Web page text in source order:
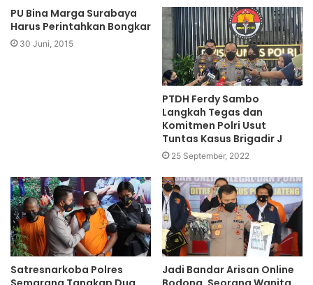
PU Bina Marga Surabaya
Harus Perintahkan Bongkar
30 Juni, 2015
PTDH Ferdy Sambo
Langkah Tegas dan
Komitmen Polri Usut
Tuntas Kasus Brigadir J
25 September, 2022
Satresnarkoba Polres
Jadi Bandar Arisan Online